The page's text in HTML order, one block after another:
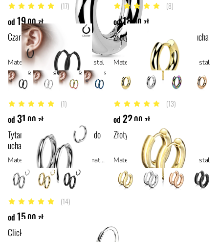
5 z 5 gwiazdek (17)
od 19,00 zł
Czarny clicker do ucha
Materiał: stal z powłoką PVD, stal
5 z 5 gwiazdek (8)
od18,00 zł
Złoty gruby mini clicker do ucha
Materiał: stal z powłoką PVD, stal
5 z 5 gwiazdek (1)
od 31 ,00 zł
Tytanowy cienki mini clicker do
ucha
Materiał: tytan ASTM F136, materiały hipoalergiczne
4.7 z 5 gwiazdek (13)
od 22,00 zł
Złoty gruby clicker do ucha
Materiał: stal z powłoką PVD, stal
4.9 z 5 gwiazdek (14)
od 15,00 zł
Clicker z dużym krzyżem